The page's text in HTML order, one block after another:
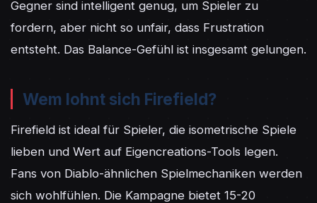
Gegner sind intelligent genug, um Spieler zu
fordern, aber nicht so unfair, dass Frustration
entsteht. Das Balance-Gefühl ist insgesamt gelungen.
Wem lohnt sich Firefield?
Firefield ist ideal für Spieler, die isometrische Spiele
lieben und Wert auf Eigencreations-Tools legen.
Fans von Diablo-ähnlichen Spielmechaniken werden
sich wohlfühlen. Die Kampagne bietet 15-20